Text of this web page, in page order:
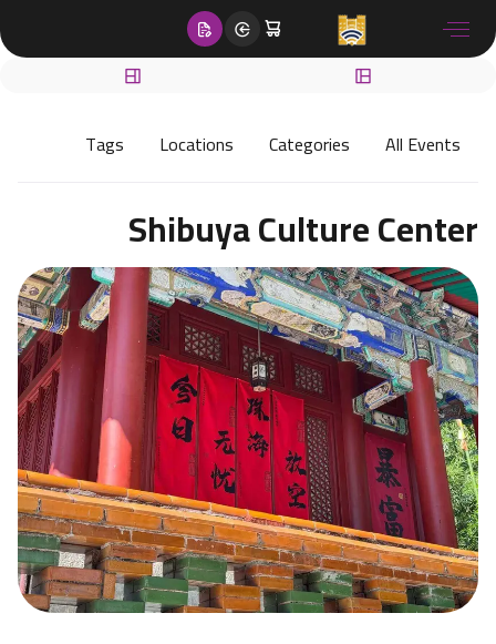
content
All Events
Categories
Locations
Tags
Shibuya Culture Center